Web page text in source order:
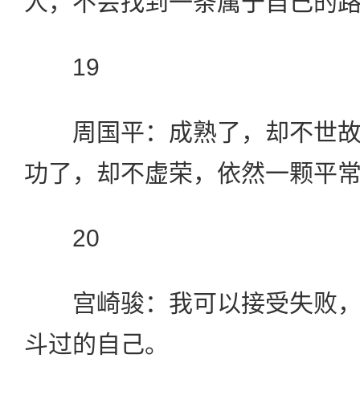
19
周国平：成熟了，却不世故
功了，却不虚荣，依然一颗平
20
宫崎骏：我可以接受失败，
斗过的自己。